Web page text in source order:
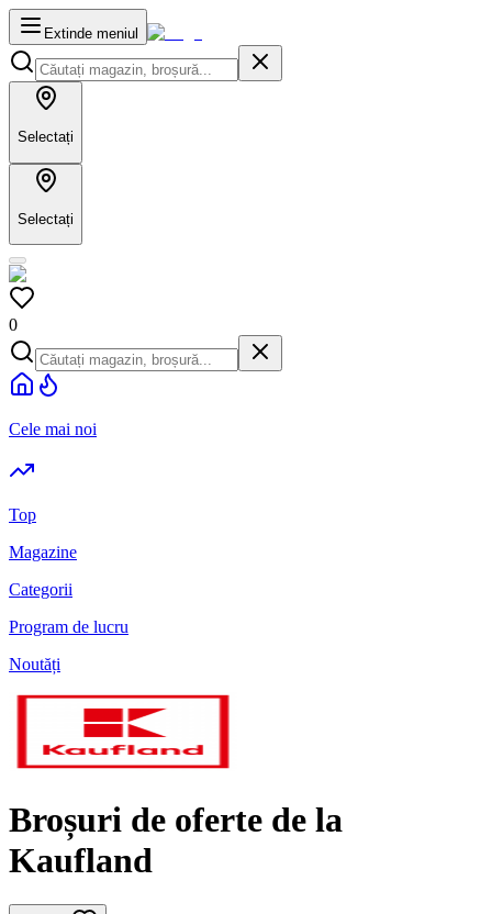
Extinde meniul
Selectați
Selectați
0
Cele mai noi
Top
Magazine
Categorii
Program de lucru
Noutăți
Broșuri de oferte de la
Kaufland